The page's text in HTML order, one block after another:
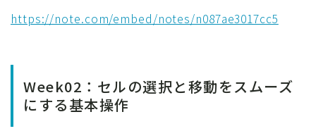
https://note.com/embed/notes/n087ae3017cc5
Week02：セルの選択と移動をスムーズ
にする基本操作